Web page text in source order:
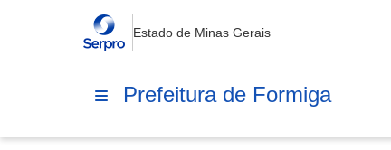
Estado de Minas Gerais
Prefeitura de Formiga